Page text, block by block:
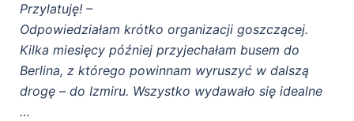
Przylatuję! –
Odpowiedziałam krótko organizacji goszczącej.
Kilka miesięcy później przyjechałam busem do
Berlina, z którego powinnam wyruszyć w dalszą
drogę – do Izmiru. Wszystko wydawało się idealne
…